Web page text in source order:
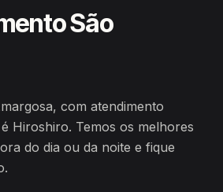
São
com atendimento
Hiroshiro. Temos os melhores
do dia ou da noite e fique